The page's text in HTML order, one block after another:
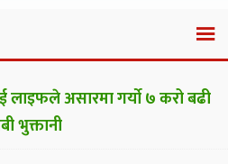
असारमा गर्याे ७ करो बढी
भुक्तानी